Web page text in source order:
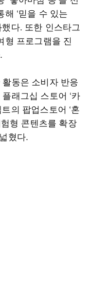
‘믿을 수 있는
다. 또한 인스타그
형 프로그램을 진
동은 소비자 반응
래그십 스토어 ‘카
의 팝업스토어 ‘혼
형 콘텐츠를 확장
혔다.